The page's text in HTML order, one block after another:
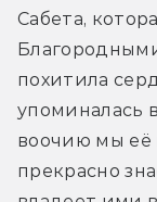
Сабета,
похитила
упоминалась
воочию мы её
прекрасно